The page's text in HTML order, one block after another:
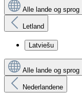
Alle lande og sprog
Letland
Latviešu
Alle lande og sprog
Nederlandene